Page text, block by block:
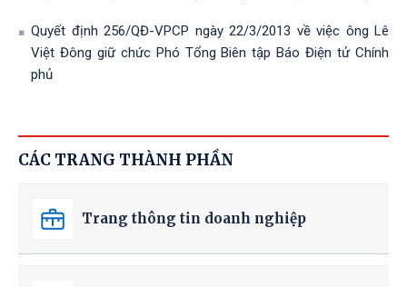
Quyết định 256/QĐ-VPCP ngày 22/3/2013 về việc ông Lê
Việt Đông giữ chức Phó Tổng Biên tập Báo Điện tử Chính
phủ
CÁC TRANG THÀNH PHẦN
Trang thông tin doanh nghiệp